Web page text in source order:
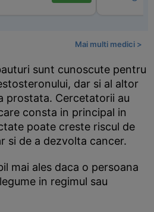
Mai multi medici >
sunt cunoscute pentru
dar si al altor
prostata. Cercetatorii au
consta in principal in
poate creste riscul de
si de a dezvolta cancer.
mai ales daca o persoana
in regimul sau